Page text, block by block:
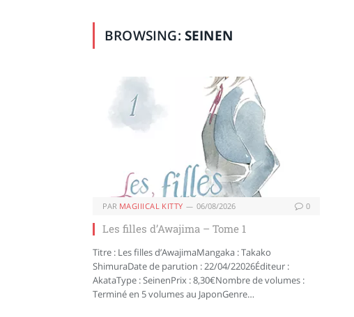
BROWSING: SEINEN
PAR MAGIIICAL KITTY 06/08/2026 0
Les filles d’Awajima – Tome 1
Titre : Les filles d’AwajimaMangaka : Takako
ShimuraDate de parution : 22/04/22026Éditeur :
AkataType : SeinenPrix : 8,30€Nombre de volumes :
Terminé en 5 volumes au JaponGenre…